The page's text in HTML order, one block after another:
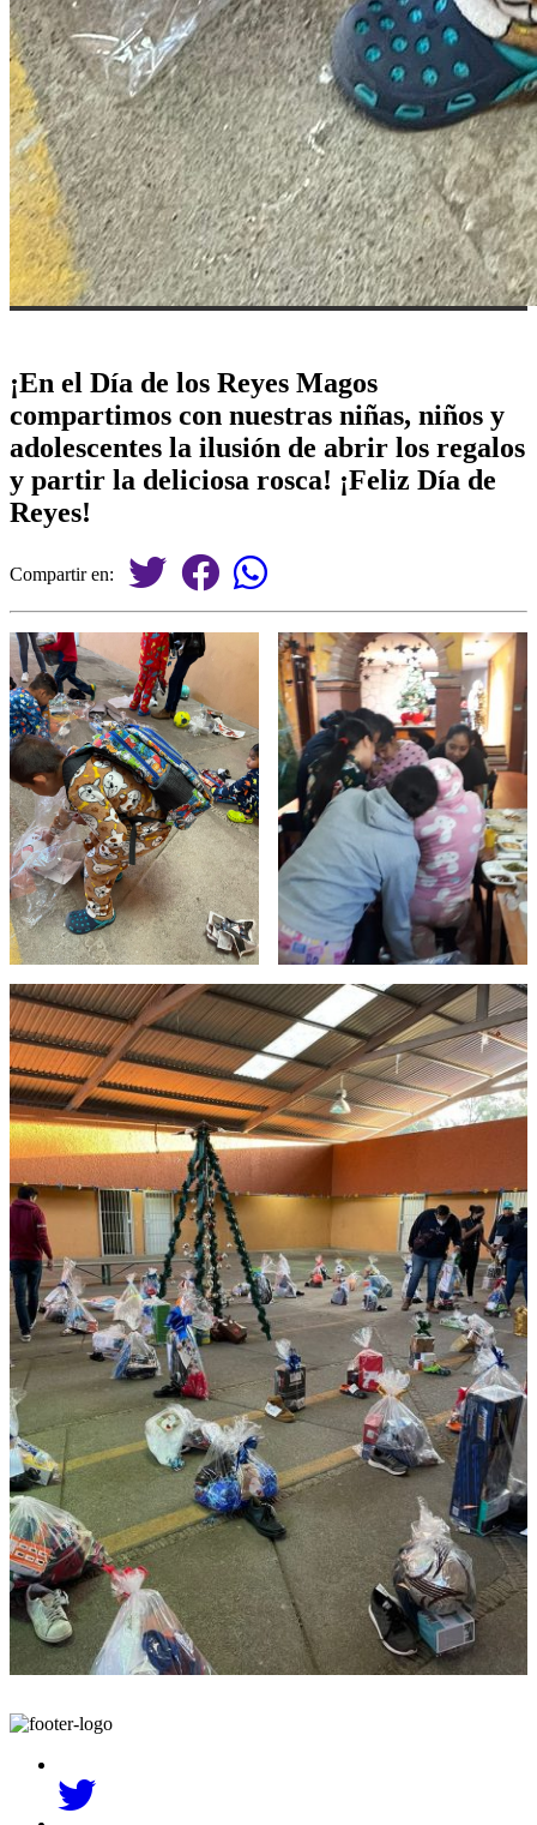
¡En el Día de los Reyes Magos
compartimos con nuestras niñas, niños y
adolescentes la ilusión de abrir los regalos
y partir la deliciosa rosca! ¡Feliz Día de
Reyes!
Compartir en: